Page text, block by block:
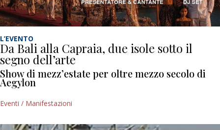
L’EVENTO
Da Bali alla Capraia, due isole sotto il
segno dell’arte
Show di mezz’estate per oltre mezzo secolo di
Aegylon
Eventi / Manifestazioni